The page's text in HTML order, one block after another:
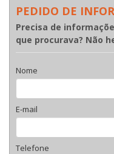
PEDIDO DE
Precisa de
que procurava? Não
Nome
E-mail
Telefone